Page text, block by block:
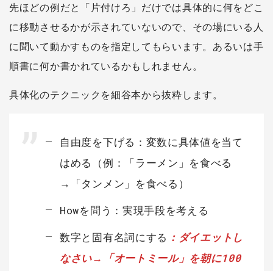
先ほどの例だと「片付けろ」だけでは具体的に何をどこ
に移動させるかが示されていないので、その場にいる人
に聞いて動かすものを指定してもらいます。あるいは手
順書に何か書かれているかもしれません。
具体化のテクニックを細谷本から抜粋します。
自由度を下げる：変数に具体値を当て
はめる（例：「ラーメン」を食べる
→「タンメン」を食べる）
Howを問う：実現手段を考える
数字と固有名詞にする ：ダイエットし
なさい→「オートミール」を朝に100